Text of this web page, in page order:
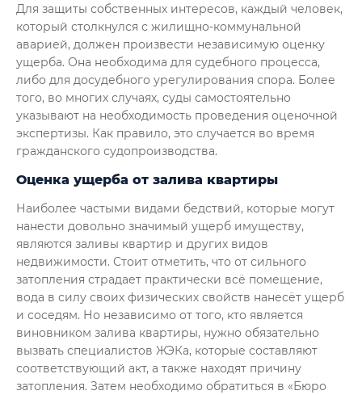
Для защиты собственных интересов, каждый человек,
который столкнулся с жилищно-коммунальной
аварией, должен произвести независимую оценку
ущерба. Она необходима для судебного процесса,
либо для досудебного урегулирования спора. Более
того, во многих случаях, суды самостоятельно
указывают на необходимость проведения оценочной
экспертизы. Как правило, это случается во время
гражданского судопроизводства.
Оценка ущерба от залива квартиры
Наиболее частыми видами бедствий, которые могут
нанести довольно значимый ущерб имуществу,
являются заливы квартир и других видов
недвижимости. Стоит отметить, что от сильного
затопления страдает практически всё помещение,
вода в силу своих физических свойств нанесёт ущерб
и соседям. Но независимо от того, кто является
виновником залива квартиры, нужно обязательно
вызвать специалистов ЖЭКа, которые составляют
соответствующий акт, а также находят причину
затопления. Затем необходимо обратиться в «Бюро